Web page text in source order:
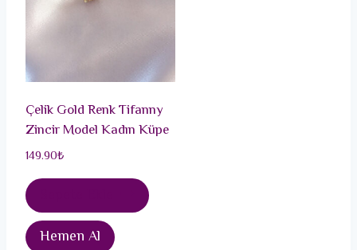
Çelik Gold Renk Tifanny
Zincir Model Kadın Küpe
149.90₺
Hemen Al